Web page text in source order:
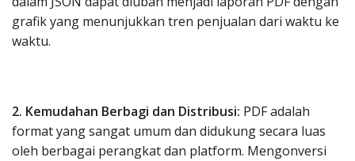
grafik yang menunjukkan tren penjualan dari waktu ke
waktu.
2. Kemudahan Berbagi dan Distribusi: PDF adalah
format yang sangat umum dan didukung secara luas
oleh berbagai perangkat dan platform. Mengonversi